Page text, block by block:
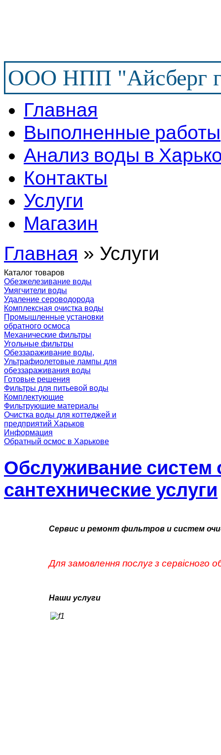
ООО НПП "Айсберг
Главная
Выполненные работы
Анализ воды в
Контакты
Услуги
Магазин
Главная » Услуги
Каталог товаров
Обезжелезивание воды
Умягчители воды
Удаление сероводорода
Комплексная очистка воды
Промышленные установки
обратного осмоса
Механические фильтры
Угольные фильтры
Обеззараживание воды,
Ультрафиолетовые лампы для
обеззараживания воды
Готовые решения
Фильтры для питьевой воды
Комплектующие
Фильтрующие материалы
Очистка воды для коттеджей и
предприятий Харьков
Информация
Обратный осмос в Харькове
Обслуживание систем
сантехнические услуги
Сервис и ремонт фильтров и систем
Для замовлення послуг з сервісного
Наши услуги